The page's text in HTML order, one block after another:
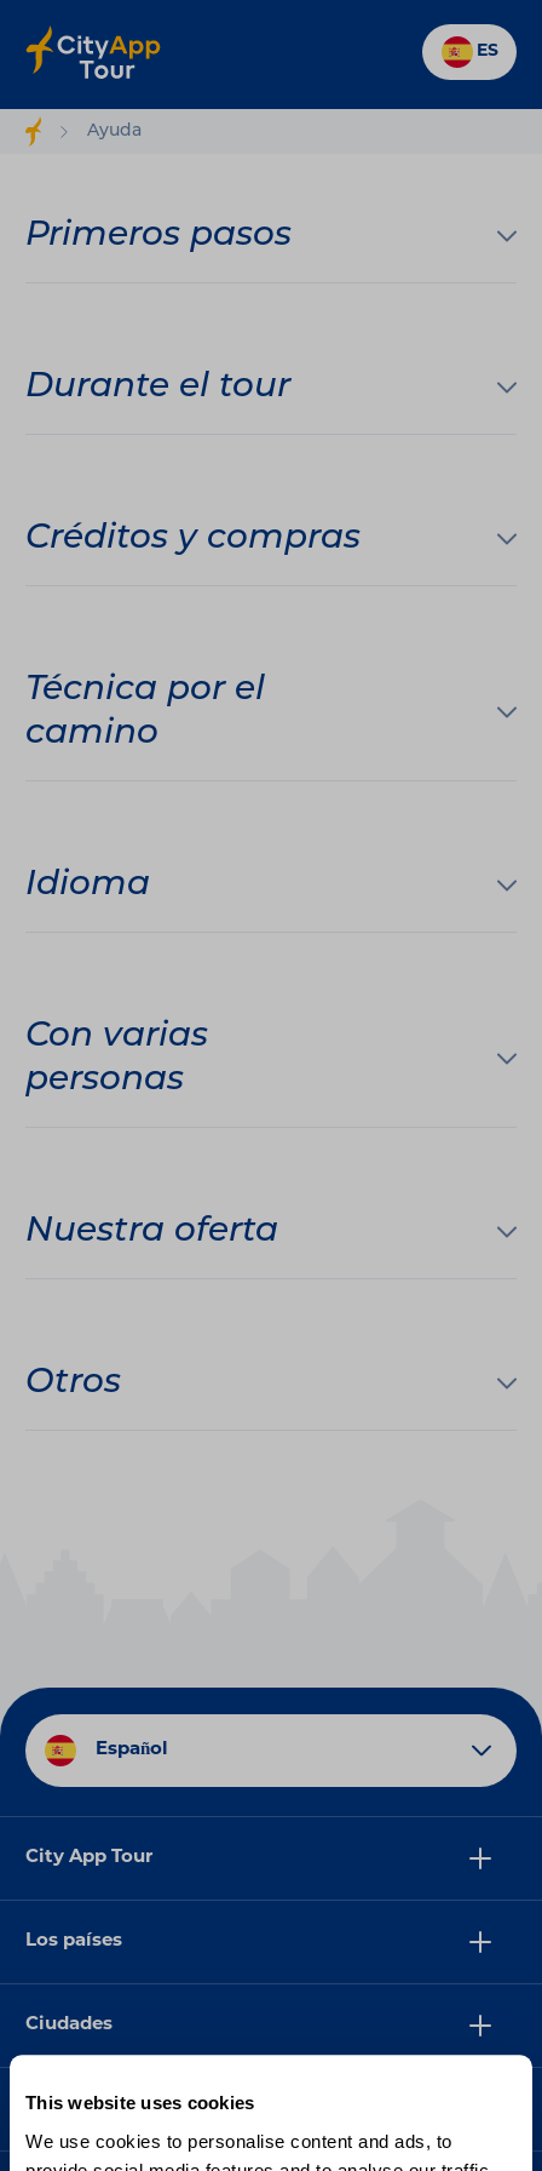
This website uses cookies
We use cookies to personalise content and ads, to
ES
Ayuda
Primeros pasos
Durante el tour
Créditos y compras
Técnica por el
camino
Idioma
Con varias
personas
Nuestra oferta
Otros
Español
City App Tour
Los países
Ciudades
Asistencia